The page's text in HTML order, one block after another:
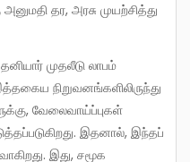
தர, அரசு முயற்சித்து
நிறுவனங்களிலிருந்து
வேலைவாய்ப்புகள்
இதனால், இந்தப்
இது, சமூக